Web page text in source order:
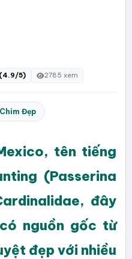
(4.9/5) 2785 xem
Đẹp
tên tiếng
(Passerina
đây
nguồn gốc từ
đẹp với nhiều